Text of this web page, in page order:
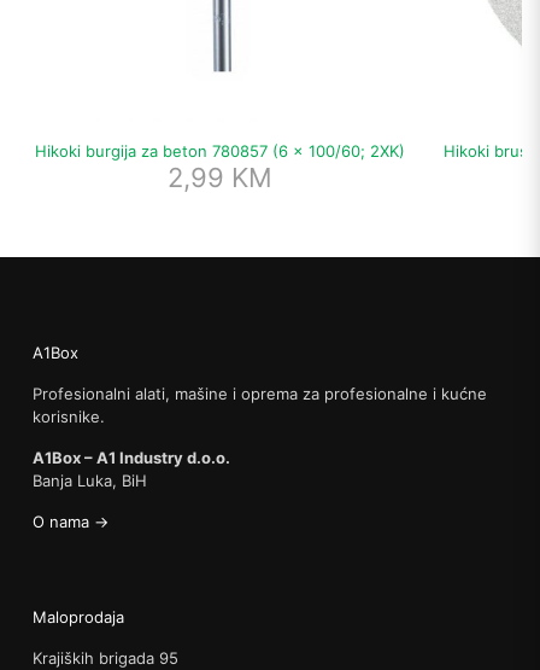
Hikoki burgija za beton 780857 (6 x 100/60; 2XK)
2,99 KM
Hikoki
A1Box
Profesionalni alati, mašine i oprema za profesionalne i kućne
korisnike.
A1Box – A1 Industry d.o.o.
Banja Luka, BiH
O nama →
Maloprodaja
Krajiških brigada 95